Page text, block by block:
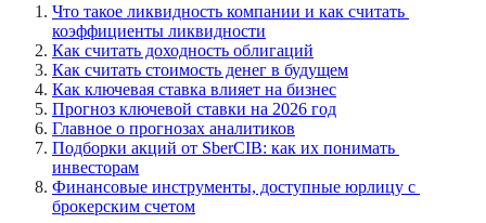
Что такое ликвидность компании и как считать
коэффициенты ликвидности
Как считать доходность облигаций
Как считать стоимость денег в будущем
Как ключевая ставка влияет на бизнес
Прогноз ключевой ставки на 2026 год
Главное о прогнозах аналитиков
Подборки акций от SberCIB: как их понимать
инвесторам
Финансовые инструменты, доступные юрлицу с
брокерским счетом